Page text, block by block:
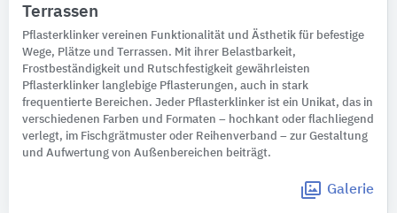
Terrassen
Pflasterklinker vereinen Funktionalität und Ästhetik für befestige
Wege, Plätze und Terrassen. Mit ihrer Belastbarkeit,
Frostbeständigkeit und Rutschfestigkeit gewährleisten
Pflasterklinker langlebige Pflasterungen, auch in stark
frequentierte Bereichen. Jeder Pflasterklinker ist ein Unikat, das in
verschiedenen Farben und Formaten – hochkant oder flachliegend
verlegt, im Fischgrätmuster oder Reihenverband – zur Gestaltung
und Aufwertung von Außenbereichen beiträgt.
Galerie